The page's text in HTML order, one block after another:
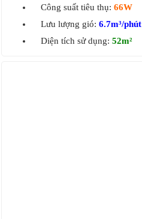
Công suất tiêu thụ: 66W
Lưu lượng gió: 6.7m³/phút
Diện tích sử dụng: 52m²